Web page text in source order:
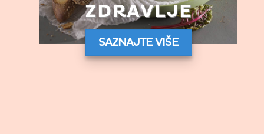
ZDRAVLJE
SAZNAJTE VIŠE